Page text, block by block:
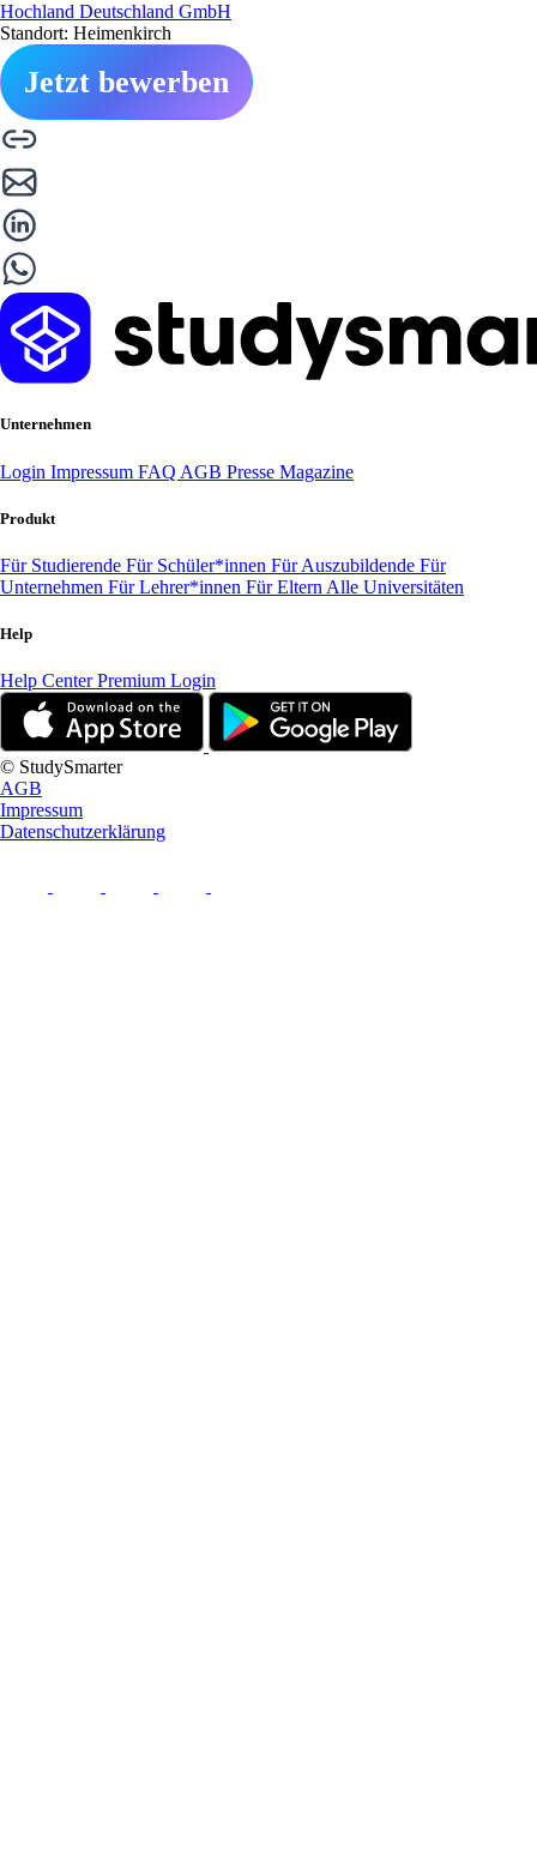
Hochland Deutschland GmbH
Standort: Heimenkirch
Jetzt bewerben
Unternehmen
Login Impressum FAQ AGB Presse Magazine
Produkt
Für Studierende Für Schüler*innen Für Auszubildende Für
Unternehmen Für Lehrer*innen Für Eltern Alle Universitäten
Help
Help CenterPremium Login
© StudySmarter
AGB
Impressum
Datenschutzerklärung